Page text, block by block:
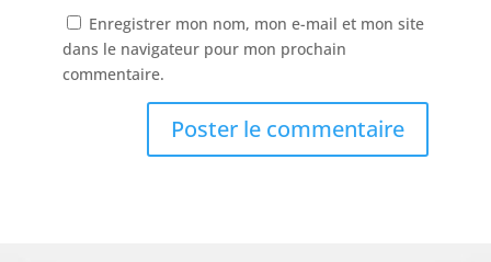
Enregistrer mon nom, mon e-mail et mon site
dans le navigateur pour mon prochain
commentaire.